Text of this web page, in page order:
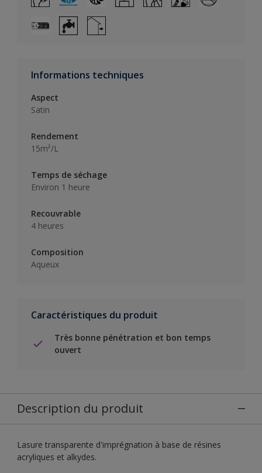
Informations techniques
Aspect
Satin
Rendement
15m²/L
Temps de séchage
Environ 1 heure
Recouvrable
4 heures
Composition
Aqueux
Caractéristiques du produit
Très bonne pénétration et bon temps
ouvert
Description du produit
Lasure transparente d'imprégnation à base de résines
acryliques et alkydes.